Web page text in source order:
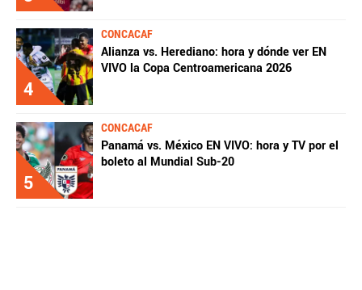
4
CONCACAF
Alianza vs. Herediano: hora y dónde ver EN
VIVO la Copa Centroamericana 2026
5
CONCACAF
Panamá vs. México EN VIVO: hora y TV por el
boleto al Mundial Sub-20